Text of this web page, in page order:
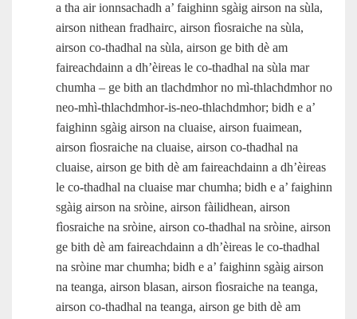
a tha air ionnsachadh a’ faighinn sgàig airson na sùla,
airson nithean fradhairc, airson fìosraiche na sùla,
airson co-thadhal na sùla, airson ge bith dè am
faireachdainn a dh’èireas le co-thadhal na sùla mar
chumha – ge bith an tlachdmhor no mì-thlachdmhor no
neo‑mhì‑thlachdmhor‑is‑neo‑thlachdmhor; bidh e a’
faighinn sgàig airson na cluaise, airson fuaimean,
airson fìosraiche na cluaise, airson co-thadhal na
cluaise, airson ge bith dè am faireachdainn a dh’èireas
le co-thadhal na cluaise mar chumha; bidh e a’ faighinn
sgàig airson na sròine, airson fàilidhean, airson
fìosraiche na sròine, airson co-thadhal na sròine, airson
ge bith dè am faireachdainn a dh’èireas le co-thadhal
na sròine mar chumha; bidh e a’ faighinn sgàig airson
na teanga, airson blasan, airson fìosraiche na teanga,
airson co-thadhal na teanga, airson ge bith dè am